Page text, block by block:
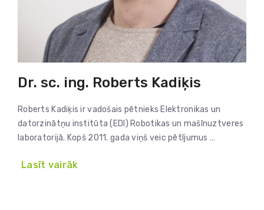
Dr. sc. ing. Roberts Kadiķis
Roberts Kadiķis ir vadošais pētnieks Elektronikas un
datorzinātņu institūta (EDI) Robotikas un mašīnuztveres
laboratorijā. Kopš 2011. gada viņš veic pētījumus …
Lasīt vairāk